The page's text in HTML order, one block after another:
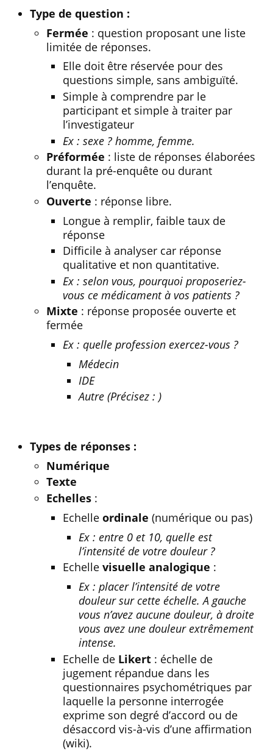
Type de question :
Fermée : question proposant une liste
limitée de réponses.
Elle doit être réservée pour des
questions simple, sans ambiguïté.
Simple à comprendre par le
participant et simple à traiter par
l’investigateur
Ex : sexe ? homme, femme.
Préformée : liste de réponses élaborées
durant la pré-enquête ou durant
l’enquête.
Ouverte : réponse libre.
Longue à remplir, faible taux de
réponse
Difficile à analyser car réponse
qualitative et non quantitative.
Ex : selon vous, pourquoi proposeriez-
vous ce médicament à vos patients ?
Mixte : réponse proposée ouverte et
fermée
Ex : quelle profession exercez-vous ?
Médecin
IDE
Autre (Précisez : )
Types de réponses :
Numérique
Texte
Echelles:
Echelle ordinale (numérique ou pas)
Ex : entre 0 et 10, quelle est
l’intensité de votre douleur ?
Echellevisuelle analogique :
Ex : placer l’intensité de votre
douleur sur cette échelle. A gauche
vous n’avez aucune douleur, à droite
vous avez une douleur extrêmement
intense.
Echelle de Likert: échelle de
jugement répandue dans les
questionnaires psychométriques par
laquelle la personne interrogée
exprime son degré d’accord ou de
désaccord vis-à-vis d’une affirmation
(wiki).